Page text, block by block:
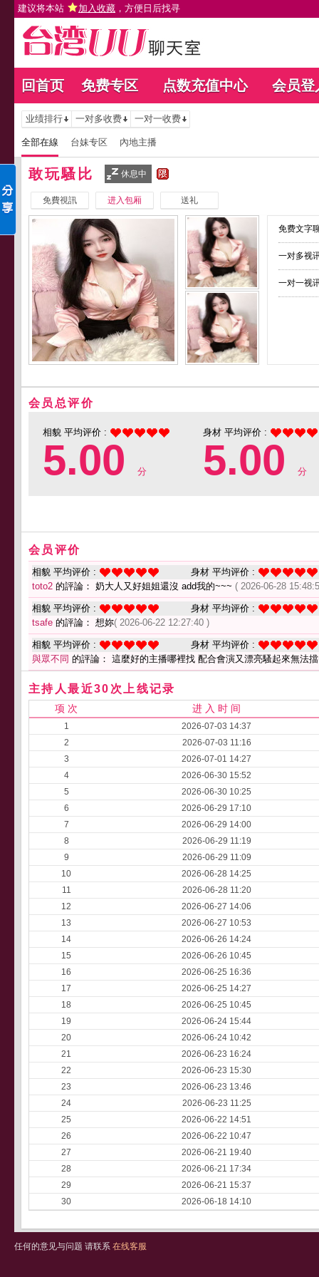
建议将本站 加入收藏 ，方便日后找寻
回首页 免费专区 点数充值中心 会员登
业绩排行 一对多收费 一对一收费
全部在線 台妹专区 內地主播
敢玩騷比 休息中
免費視訊 进入包厢 送礼
免费文字
一对多视
一对一视
会员总评价
相貌 平均评价 :
5.00 分
身材 平均评价 :
5.00 分
会员评价
相貌 平均评价 :
身材 平均评价 :
toto2 的評論： 奶大人又好姐姐還沒 add我的~~~ ( 2026-06-28
相貌 平均评价 :
身材 平均评价 :
tsafe 的評論： 想妳( 2026-06-22 12:27:40 )
相貌 平均评价 :
身材 平均评价 :
與眾不同 的評論： 這麼好的主播哪裡找 配合會演又漂亮騷起來無法擋
主持人最近30次上线记录
项 次 进 入 时 间
1
2026-07-03 14:37
2
2026-07-03 11:16
3
2026-07-01 14:27
4
2026-06-30 15:52
5
2026-06-30 10:25
6
2026-06-29 17:10
7
2026-06-29 14:00
8
2026-06-29 11:19
9
2026-06-29 11:09
10
2026-06-28 14:25
11
2026-06-28 11:20
12
2026-06-27 14:06
13
2026-06-27 10:53
14
2026-06-26 14:24
15
2026-06-26 10:45
16
2026-06-25 16:36
17
2026-06-25 14:27
18
2026-06-25 10:45
19
2026-06-24 15:44
20
2026-06-24 10:42
21
2026-06-23 16:24
22
2026-06-23 15:30
23
2026-06-23 13:46
24
2026-06-23 11:25
25
2026-06-22 14:51
26
2026-06-22 10:47
27
2026-06-21 19:40
28
2026-06-21 17:34
29
2026-06-21 15:37
30
2026-06-18 14:10
任何的意见与问题 请联系 在线客服